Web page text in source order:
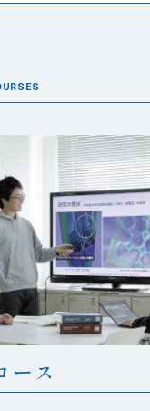
ース